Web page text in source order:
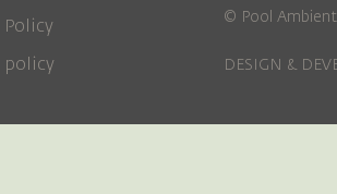
Policy
policy
© Pool
DESIGN &